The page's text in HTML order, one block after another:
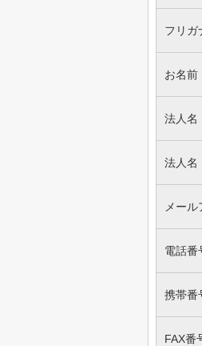
フリガ
お名前
法人名
法人名
メール
電話番
携帯番
FAX番